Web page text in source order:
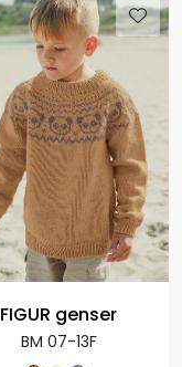
FIGUR genser
BM 07-13F